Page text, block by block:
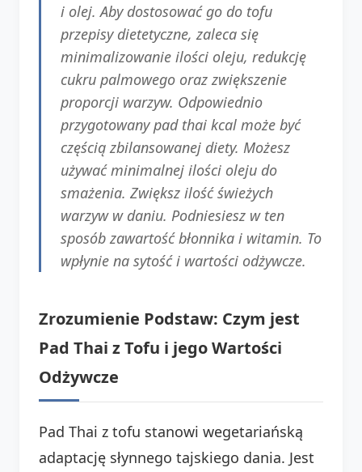
i olej. Aby dostosować go do tofu
przepisy dietetyczne, zaleca się
minimalizowanie ilości oleju, redukcję
cukru palmowego oraz zwiększenie
proporcji warzyw. Odpowiednio
przygotowany pad thai kcal może być
częścią zbilansowanej diety. Możesz
używać minimalnej ilości oleju do
smażenia. Zwiększ ilość świeżych
warzyw w daniu. Podniesiesz w ten
sposób zawartość błonnika i witamin. To
wpłynie na sytość i wartości odżywcze.
Zrozumienie Podstaw: Czym jest
Pad Thai z Tofu i jego Wartości
Odżywcze
Pad Thai z tofu stanowi wegetariańską
adaptację słynnego tajskiego dania. Jest